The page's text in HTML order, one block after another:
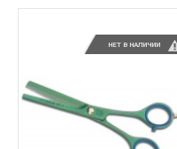
НЕТ В НАЛИЧИИ